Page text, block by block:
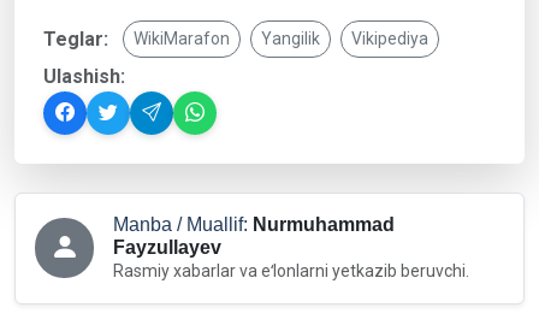
Teglar: WikiMarafon Yangilik Vikipediya
Ulashish:
Manba / Muallif: Nurmuhammad
Fayzullayev
Rasmiy xabarlar va eʻlonlarni yetkazib beruvchi.